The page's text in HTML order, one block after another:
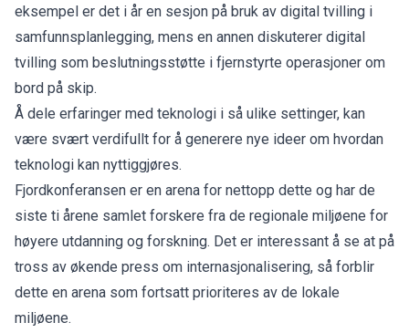
eksempel er det i år en sesjon på bruk av digital tvilling i
samfunnsplanlegging, mens en annen diskuterer digital
tvilling som beslutningsstøtte i fjernstyrte operasjoner om
bord på skip.
Å dele erfaringer med teknologi i så ulike settinger, kan
være svært verdifullt for å generere nye ideer om hvordan
teknologi kan nyttiggjøres.
Fjordkonferansen er en arena for nettopp dette og har de
siste ti årene samlet forskere fra de regionale miljøene for
høyere utdanning og forskning. Det er interessant å se at på
tross av økende press om internasjonalisering, så forblir
dette en arena som fortsatt prioriteres av de lokale
miljøene.